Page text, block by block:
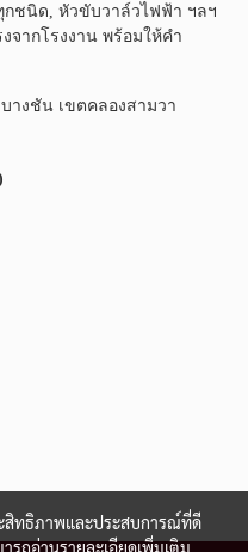
กชนิด, หัวขับวาล์วไฟฟ้า ฯลฯ
จากโรงงาน พร้อมให้คำ
างชัน เขตคลองสามวา
สิทธิภาพและประสบการณ์ที่ดี
รถอ่านรายละเอียดเพิ่มเติม